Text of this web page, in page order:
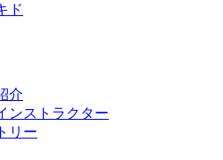
ド
介
ンストラクター
リー